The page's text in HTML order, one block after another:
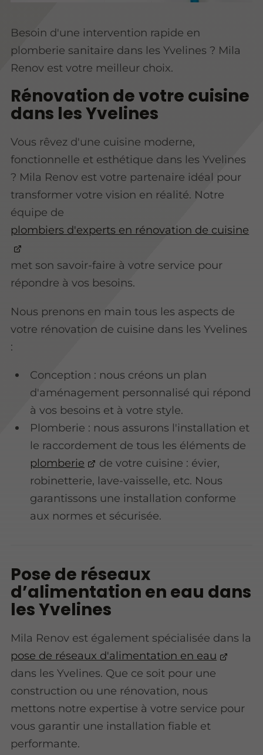
Besoin d'une intervention rapide en
plomberie sanitaire dans les Yvelines ? Mila
Renov est votre meilleur choix.
Rénovation de votre cuisine
dans les Yvelines
Vous rêvez d'une cuisine moderne,
fonctionnelle et esthétique dans les Yvelines
? Mila Renov est votre partenaire idéal pour
transformer votre vision en réalité. Notre
équipe de
plombiers d'experts en rénovation de cuisine
met son savoir-faire à votre service pour
répondre à vos besoins.
Nous prenons en main tous les aspects de
votre rénovation de cuisine dans les Yvelines
:
Conception : nous créons un plan
d'aménagement personnalisé qui répond
à vos besoins et à votre style.
Plomberie : nous assurons l'installation et
le raccordement de tous les éléments de
plomberie
de votre cuisine : évier,
robinetterie, lave-vaisselle, etc. Nous
garantissons une installation conforme
aux normes et sécurisée.
Pose de réseaux
d’alimentation en eau dans
les Yvelines
Mila Renov est également spécialisée dans la
pose de réseaux d'alimentation en eau
dans les Yvelines. Que ce soit pour une
construction ou une rénovation, nous
mettons notre expertise à votre service pour
vous garantir une installation fiable et
performante.